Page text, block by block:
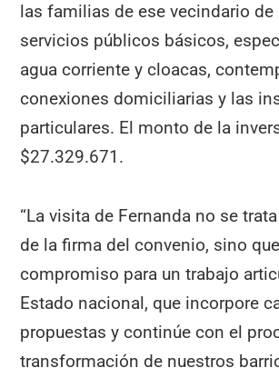
las familias de ese vecindario de
servicios públicos básicos,
agua corriente y cloacas,
conexiones domiciliarias y las
particulares. El monto de la
$27.329.671.
“La visita de Fernanda no se
de la firma del convenio, sino
compromiso para un trabajo
Estado nacional, que incorpore
propuestas y continúe con el
transformación de nuestros